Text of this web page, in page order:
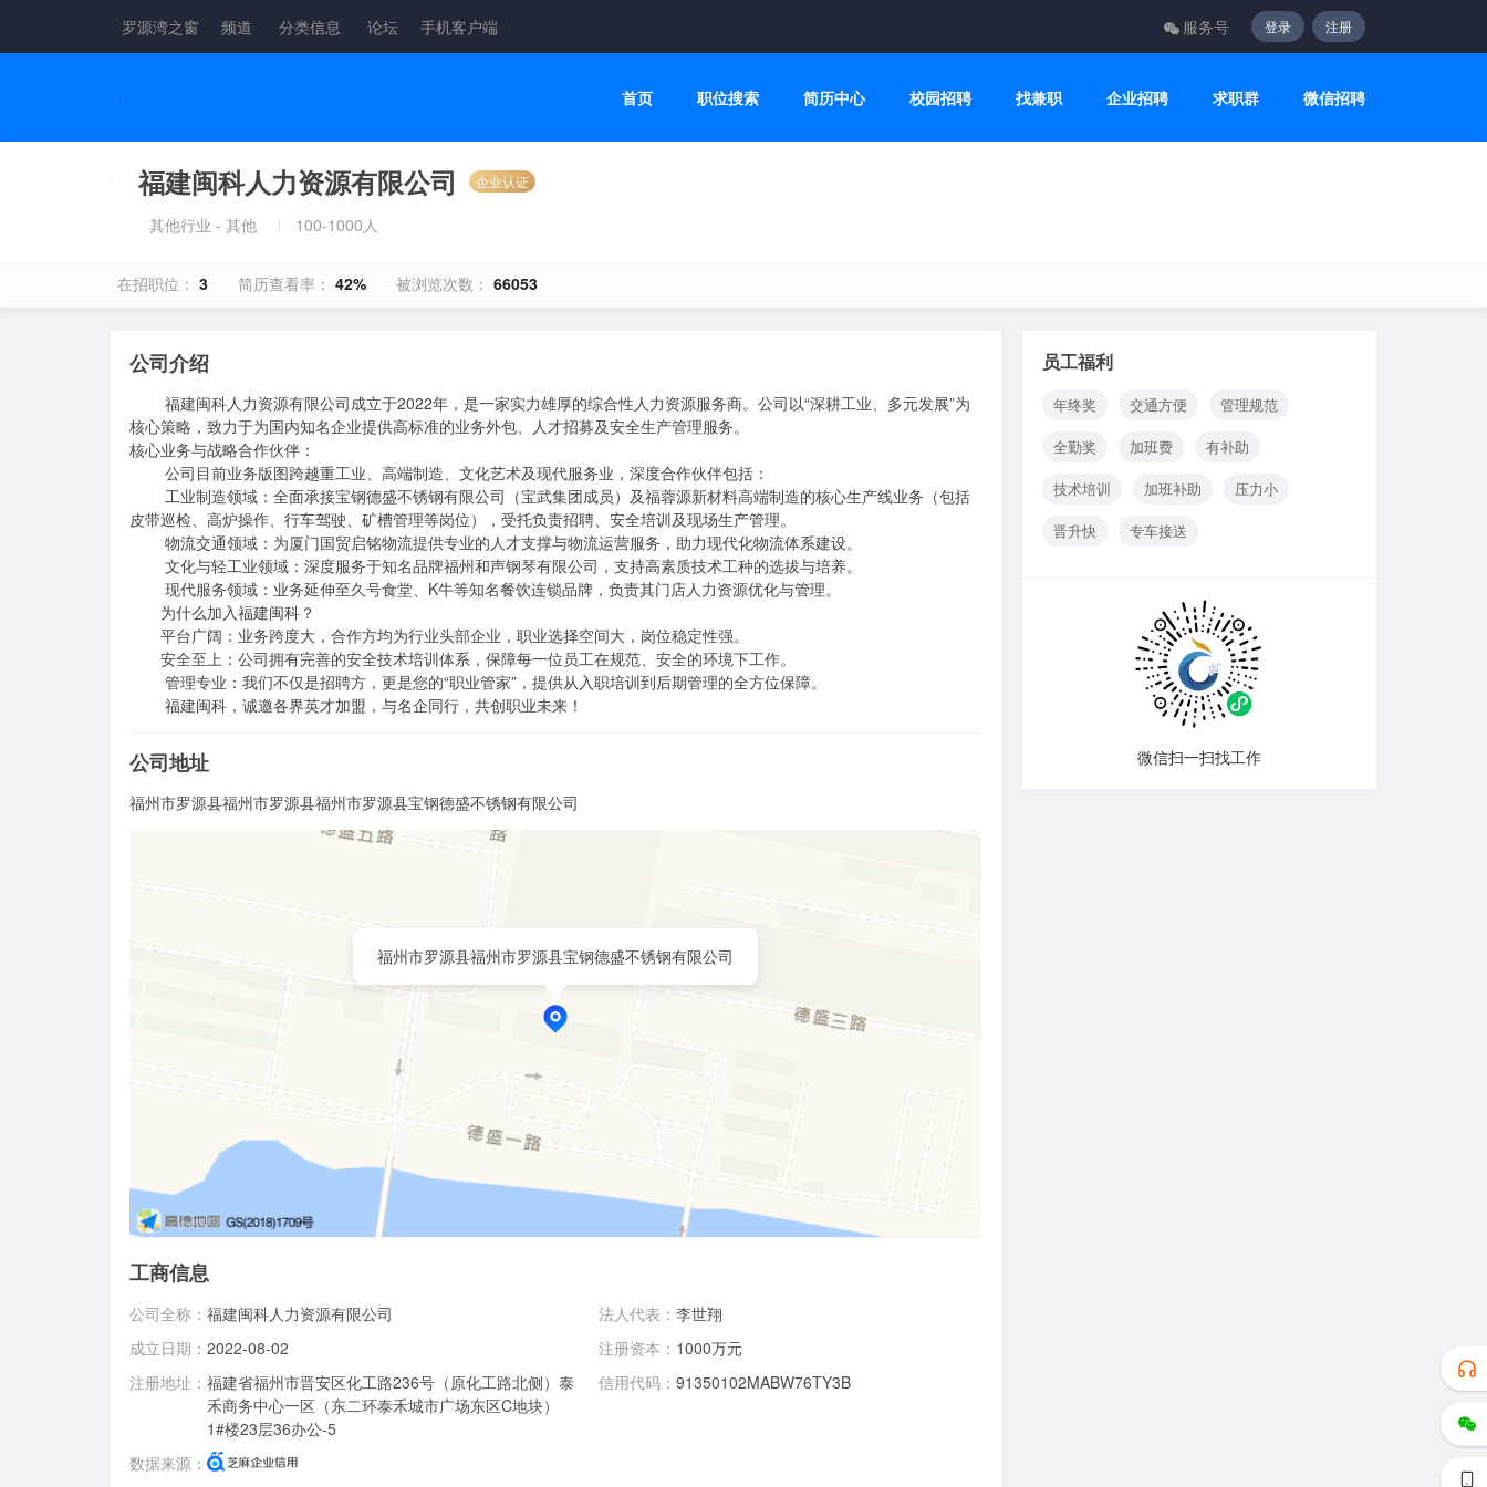
罗源湾之窗 频道 分类信息 论坛 手机客户端 服务号 登录 注册
首页 职位搜索 简历中心 校园招聘 找兼职 企业招聘 求职群 微信招聘
福建闽科人力资源有限公司 企业认证
其他行业 - 其他 100-1000人
在招职位： 3 简历查看率： 42% 被浏览次数： 66053
公司介绍
        福建闽科人力资源有限公司成立于2022年，是一家实力雄厚的综合性人力资源服务商。公司以“深耕工业、多元发展”为
核心策略，致力于为国内知名企业提供高标准的业务外包、人才招募及安全生产管理服务。
核心业务与战略合作伙伴：
        公司目前业务版图跨越重工业、高端制造、文化艺术及现代服务业，深度合作伙伴包括：
        工业制造领域：全面承接宝钢德盛不锈钢有限公司（宝武集团成员）及福蓉源新材料高端制造的核心生产线业务（包括
皮带巡检、高炉操作、行车驾驶、矿槽管理等岗位），受托负责招聘、安全培训及现场生产管理。
        物流交通领域：为厦门国贸启铭物流提供专业的人才支撑与物流运营服务，助力现代化物流体系建设。
        文化与轻工业领域：深度服务于知名品牌福州和声钢琴有限公司，支持高素质技术工种的选拔与培养。
        现代服务领域：业务延伸至久号食堂、K牛等知名餐饮连锁品牌，负责其门店人力资源优化与管理。
       平台广阔：业务跨度大，合作方均为行业头部企业，职业选择空间大，岗位稳定性强。
       安全至上：公司拥有完善的安全技术培训体系，保障每一位员工在规范、安全的环境下工作。
        管理专业：我们不仅是招聘方，更是您的“职业管家”，提供从入职培训到后期管理的全方位保障。
        福建闽科，诚邀各界英才加盟，与名企同行，共创职业未来！
公司地址
福州市罗源县福州市罗源县福州市罗源县宝钢德盛不锈钢有限公司
福州市罗源县福州市罗源县宝钢德盛不锈钢有限公司
工商信息
公司全称：福建闽科人力资源有限公司
成立日期：2022-08-02
注册地址：福建省福州市晋安区化工路236号（原化工路北侧）泰
禾商务中心一区（东二环泰禾城市广场东区C地块）
1#楼23层36办公-5
数据来源：
法人代表： 李世翔
注册资本： 1000万元
信用代码： 91350102MABW76TY3B
员工福利
年终奖 交通方便
管理规范
全勤奖
加班费
有补助
技术培训
加班补助
压力小
晋升快
专车接送
微信扫一扫找工作